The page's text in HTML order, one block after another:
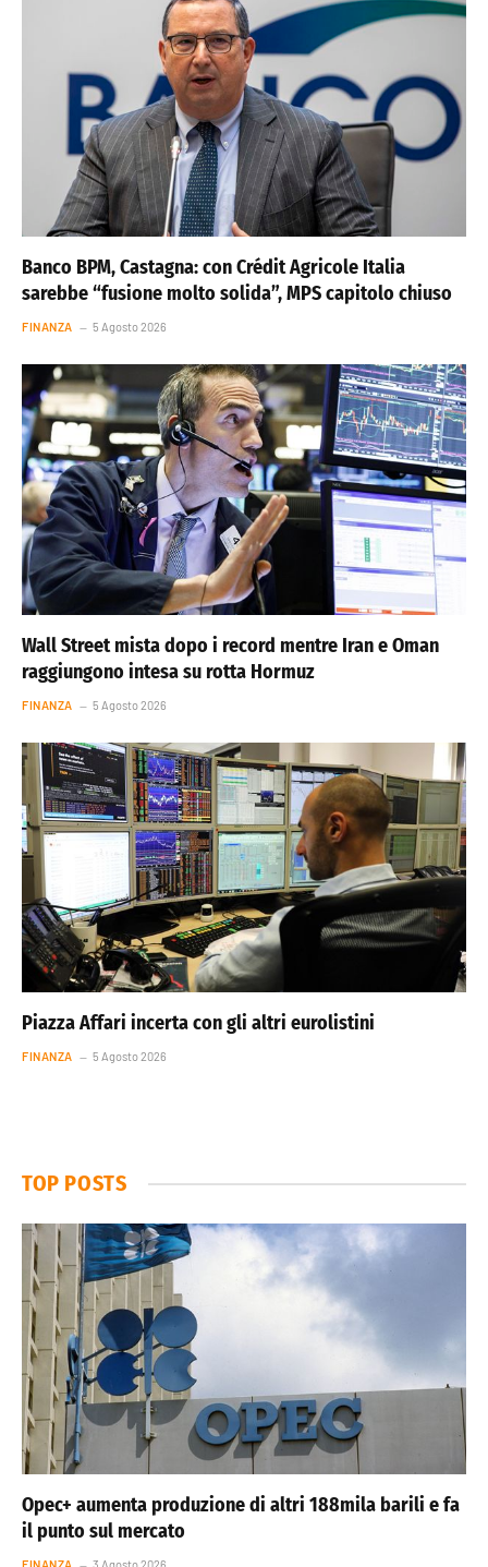
Banco BPM, Castagna: con Crédit Agricole Italia
sarebbe “fusione molto solida”, MPS capitolo chiuso
FINANZA 5 Agosto 2026
Wall Street mista dopo i record mentre Iran e Oman
raggiungono intesa su rotta Hormuz
FINANZA 5 Agosto 2026
Piazza Affari incerta con gli altri eurolistini
FINANZA 5 Agosto 2026
TOP POSTS
Opec+ aumenta produzione di altri 188mila barili e fa
il punto sul mercato
FINANZA 3 Agosto 2026